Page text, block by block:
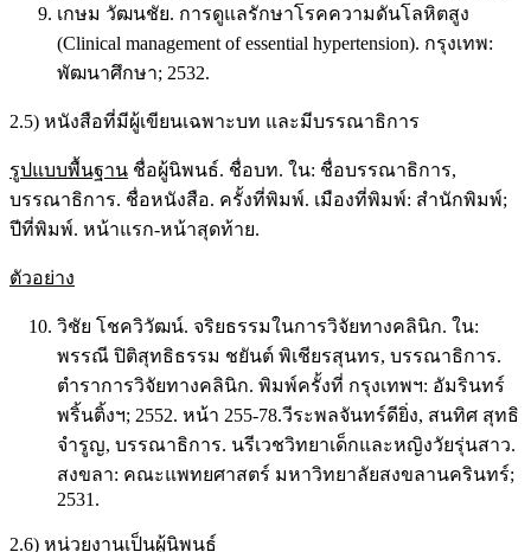
เกษม วัฒนชัย. การดูแลรักษาโรคความดันโลหิตสูง
(Clinical management of essential hypertension). กรุงเทพ:
พัฒนาศึกษา; 2532.
2.5) หนังสือที่มีผู้เขียนเฉพาะบท และมีบรรณาธิการ
รูปแบบพื้นฐาน ชื่อผู้นิพนธ์. ชื่อบท. ใน: ชื่อบรรณาธิการ,
บรรณาธิการ. ชื่อหนังสือ. ครั้งที่พิมพ์. เมืองที่พิมพ์: สำนักพิมพ์;
ปีที่พิมพ์. หน้าแรก-หน้าสุดท้าย.
ตัวอย่าง
วิชัย โชควิวัฒน์. จริยธรรมในการวิจัยทางคลินิก. ใน:
พรรณี ปิติสุทธิธรรม ชยันต์ พิเชียรสุนทร, บรรณาธิการ.
ตำราการวิจัยทางคลินิก. พิมพ์ครั้งที่ กรุงเทพฯ: อัมรินทร์
พริ้นติ้งฯ; 2552. หน้า 255-78.วีระพลจันทร์ดียิ่ง, สนทิศ สุทธิ
จำรูญ, บรรณาธิการ. นรีเวชวิทยาเด็กและหญิงวัยรุ่นสาว.
สงขลา: คณะแพทยศาสตร์ มหาวิทยาลัยสงขลานครินทร์;
2531.
2.6) หน่วยงานเป็นผู้นิพนธ์